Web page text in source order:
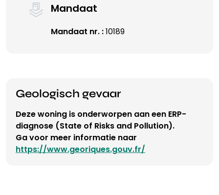
Mandaat
Mandaat nr. :10189
Geologisch gevaar
Deze woning is onderworpen aan een ERP-
diagnose (State of Risks and Pollution).
Ga voor meer informatie naar
https://www.georiques.gouv.fr/